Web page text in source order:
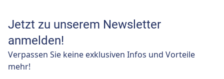
Jetzt zu unserem Newsletter
anmelden!
Verpassen Sie keine exklusiven Infos und Vorteile
mehr!